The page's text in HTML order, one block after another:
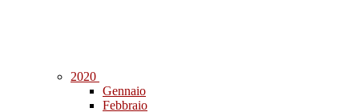
2020
Gennaio
Febbraio